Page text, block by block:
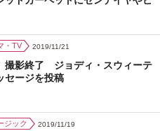
・TV 2019/11/21
撮影終了 ジョディ・スウィーテ
セージを投稿
ジック 2019/11/19